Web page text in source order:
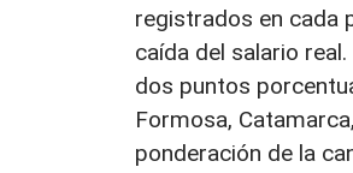
registrados en cada
caída del salario
dos puntos
Formosa,
ponderación de la